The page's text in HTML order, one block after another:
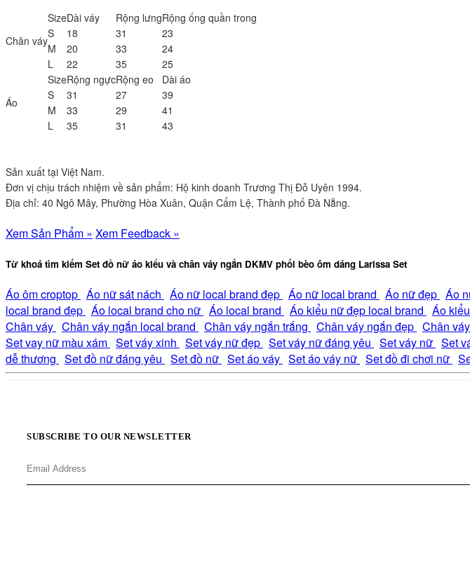
Chân váy
SizeDài váy Rộng lưngRộng ống quần trong
S
18 31
23
M
20 33
24
L
22 35 25
Áo
SizeRộng ngựcRộng eo
Dài áo
S
31 27
39
M
33 29
41
L
35 31 43
Sản xuất tại Việt Nam.
Đơn vị chịu trách nhiệm về sản phẩm: Hộ kinh doanh Trương Thị Đỗ Uyên 1994.
Địa chỉ: 40 Ngô Mây, Phường Hòa Xuân, Quận Cẩm Lệ, Thành phố Đà Nẵng.
Xem Sản Phẩm » Xem Feedback »
Từ khoá tìm kiếm Set đồ nữ áo kiểu và chân váy ngắn DKMV phối bèo ôm dáng Larissa Set
Áo ôm croptop Áo nữ sát nách Áo nữ local brand đẹp Áo nữ local brand Áo nữ đẹp Áo
local brand đẹp Áo local brand cho nữ Áo local brand Áo kiểu nữ đẹp local brand Áo
Chân váy Chân váy ngắn local brand Chân váy ngắn trắng Chân váy ngắn đẹp Chân
Set vay nữ màu xám Set váy xinh Set váy nữ đẹp Set váy nữ đáng yêu Set váy nữ Set
dễ thương Set đồ nữ đáng yêu Set đồ nữ Set áo váy Set áo váy nữ Set đồ đi chơi nữ
SUBSCRIBE TO OUR NEWSLETTER